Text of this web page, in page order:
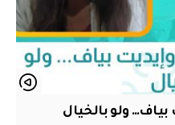
ولو بالخيال